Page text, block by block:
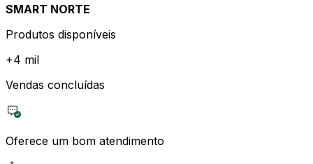
SMART NORTE
Produtos disponíveis
+4 mil
Vendas concluídas
Oferece um bom atendimento